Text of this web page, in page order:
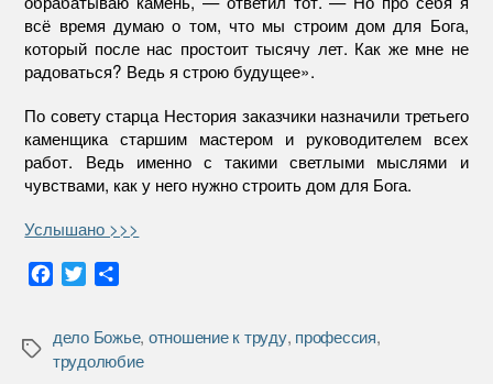
всё время думаю о том, что мы строим дом для Бога,
который после нас простоит тысячу лет. Как же мне не
радоваться? Ведь я строю будущее».
По совету старца Нестория заказчики назначили третьего
каменщика старшим мастером и руководителем всех
работ. Ведь именно с такими светлыми мыслями и
чувствами, как у него нужно строить дом для Бога.
Услышано >>>
e
b
t
t
р
а
Метки
дело Божье, отношение к труду, профессия,
трудолюбие